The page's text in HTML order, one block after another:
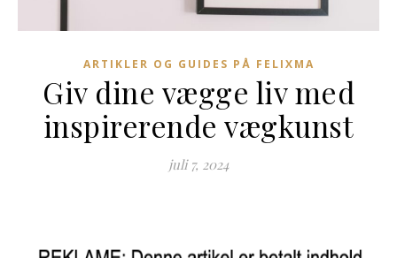
ARTIKLER OG GUIDES PÅ FELIXMA
Giv dine vægge liv med
inspirerende vægkunst
juli 7, 2024